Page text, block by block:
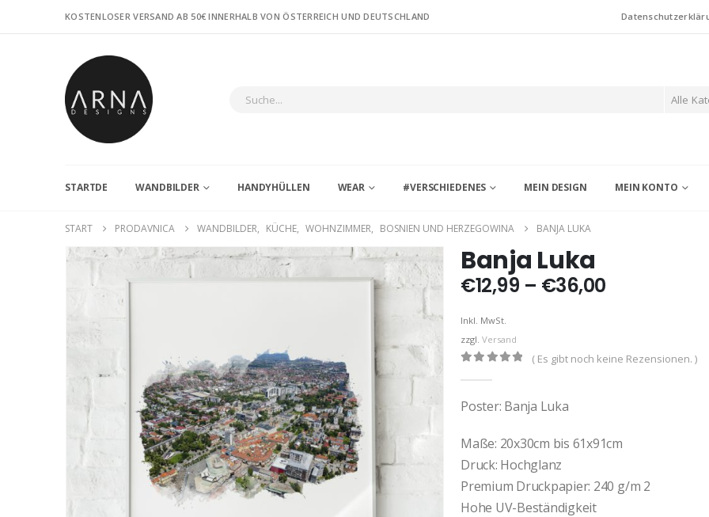
KOSTENLOSER VERSAND AB 50€ INNERHALB VON ÖSTERREICH UND DEUTSCHLAND
Alle
STARTDE WANDBILDER HANDYHÜLLEN WEAR #VERSCHIEDENES MEIN DESIGN MEIN KONTO
START PRODAVNICA WANDBILDER, KÜCHE, WOHNZIMMER, BOSNIEN UND HERZEGOWINA BANJA LUKA
Banja Luka
€12,99 – €36,00
Inkl. MwSt.
zzgl. Versand
( Es gibt noch keine Rezensionen. )
Poster: Banja Luka
Maße: 20x30cm bis 61x91cm
Druck: Hochglanz
Premium Druckpapier: 240 g/m 2
Hohe UV-Beständigkeit